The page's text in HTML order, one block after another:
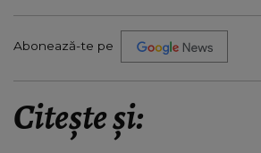
Abonează-te pe
Citește și: